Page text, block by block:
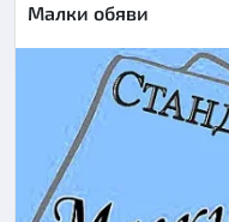
Малки обяви